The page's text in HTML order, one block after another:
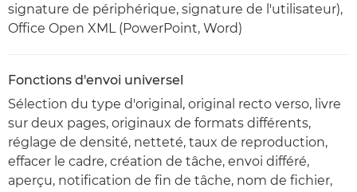
signature de périphérique, signature de l'utilisateur),
Office Open XML (PowerPoint, Word)
Fonctions d'envoi universel
Sélection du type d'original, original recto verso, livre
sur deux pages, originaux de formats différents,
réglage de densité, netteté, taux de reproduction,
effacer le cadre, création de tâche, envoi différé,
aperçu, notification de fin de tâche, nom de fichier,